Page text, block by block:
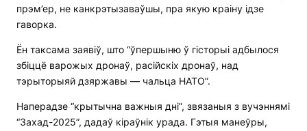
прэм’ер, не канкрэтызаваўшы, пра якую краіну ідзе
гаворка.
Ён таксама заявіў, што “ўпершыню ў гісторыі адбылося
збіццё варожых дронаў, расійскіх дронаў, над
тэрыторыяй дзяржавы — чальца НАТО”.
Наперадзе “крытычна важныя дні”, звязаныя з вучэннямі
“Захад-2025”, дадаў кіраўнік урада. Гэтыя манеўры,